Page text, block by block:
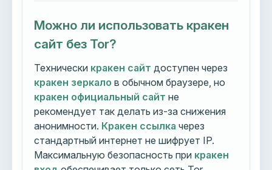
Можно ли использовать кракен
сайт без Tor?
Технически кракен сайт доступен через
кракен зеркало в обычном браузере, но
кракен официальный сайт не
рекомендует так делать из-за снижения
анонимности. Кракен ссылка через
стандартный интернет не шифрует IP.
Максимальную безопасность при кракен